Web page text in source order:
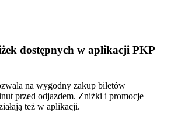
dostępnych w aplikacji PKP
na wygodny zakup biletów
przed odjazdem. Zniżki i promocje
też w aplikacji.